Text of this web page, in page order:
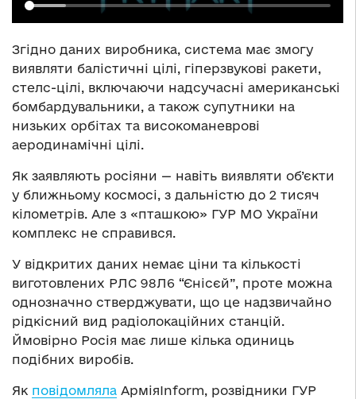
Згідно даних виробника, система має змогу
виявляти балістичні цілі, гіперзвукові ракети,
стелс-цілі, включаючи надсучасні американські
бомбардувальники, а також супутники на
низьких орбітах та високоманеврові
аеродинамічні цілі.
Як заявляють росіяни — навіть виявляти об’єкти
у ближньому космосі, з дальністю до 2 тисяч
кілометрів. Але з «пташкою» ГУР МО України
комплекс не справився.
У відкритих даних немає ціни та кількості
виготовлених РЛС 98Л6 “Єнісєй”, проте можна
однозначно стверджувати, що це надзвичайно
рідкісний вид радіолокаційних станцій.
Ймовірно Росія має лише кілька одиниць
подібних виробів.
Як повідомляла АрміяInform, розвідники ГУР